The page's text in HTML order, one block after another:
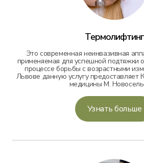
Термолифтинг
Это современная неинвазивная
применяемая для успешной подтяжки
процессе борьбы с возрастными
Львове данную услугу предоставляет
медицины М.
Узнать больше